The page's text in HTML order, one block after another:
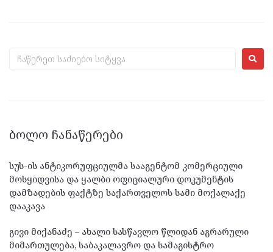
ᲑᲝᲚᲝ ᲩᲐᲜᲐᲬᲔᲠᲔᲑᲘ
სუს-ის ანტიკორუფციულმა სააგენტომ კომერციული
მოსყიდვისა და ყალბი ოფიციალური დოკუმენტის
დამზადების ფაქტზე საქართველოს სამი მოქალაქე
დააკავა
გივი მიქანაძე – ახალი სასწავლო წლიდან აგრარული
მიმართულება, საბაკალავრო და სამაგისტრო